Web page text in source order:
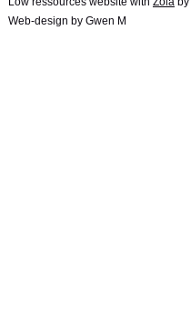
Web-design by Gwen M